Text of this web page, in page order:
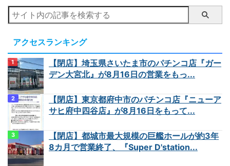
アクセスランキング
【閉店】埼玉県さいたま市のパチンコ店『ガー
デン大宮北』が8月16日の営業をもっ...
【閉店】東京都府中市のパチンコ店『ニューア
サヒ府中四谷店』が8月16日をもって...
【閉店】都城市最大規模の巨艦ホールが約3年
8カ月で営業終了、『Super D'station...